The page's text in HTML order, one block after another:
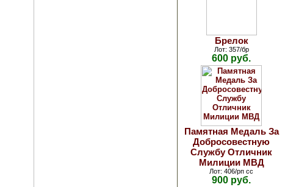
Брелок
Лот: 357/бр
600 руб.
Памятная Медаль За
Добросовестную
Службу Отличник
Милиции МВД
Лот: 406/рп сс
900 руб.